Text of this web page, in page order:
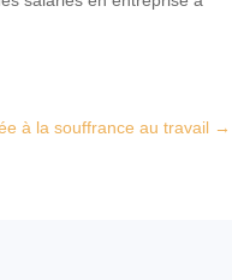
à la souffrance au travail →